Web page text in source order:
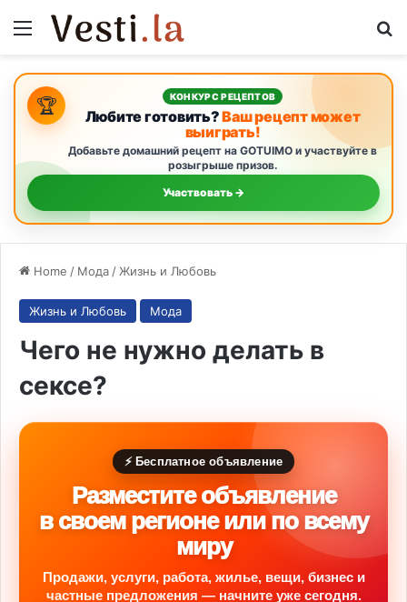
Menu
🏆 КОНКУРС РЕЦЕПТОВ
Любите готовить?Ваш рецепт может
выиграть!
Добавьте домашний рецепт на GOTUIMO и участвуйте в
розыгрыше призов.
Участвовать →
Home / Мода / Жизнь и Любовь
Жизнь и Любовь Мода
Чего не нужно делать в
сексе?
⚡ Бесплатное объявление
Разместите объявление
в своем регионе или по всему
миру
Продажи, услуги, работа, жилье, вещи, бизнес и
частные предложения — начните уже сегодня.